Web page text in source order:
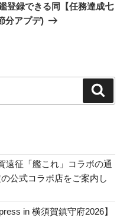
登録できる同【任務達成七
分アプデ)
遠征「艦これ」コラボの通
公式コラボ店をご案内し
in 横須賀鎮守府2026】